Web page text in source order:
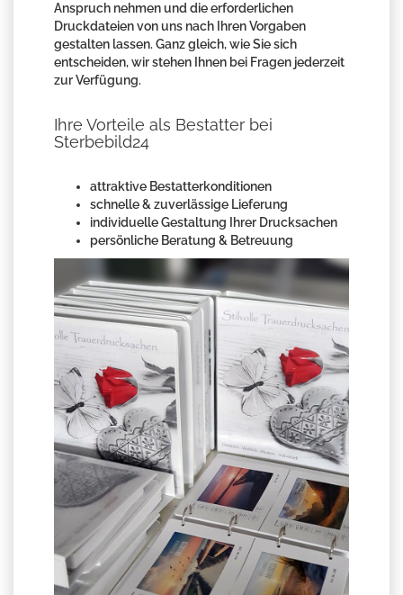
Anspruch nehmen und die erforderlichen
Druckdateien von uns nach Ihren Vorgaben
gestalten lassen. Ganz gleich, wie Sie sich
entscheiden, wir stehen Ihnen bei Fragen jederzeit
zur Verfügung.
Ihre Vorteile als Bestatter bei
Sterbebild24
attraktive Bestatterkonditionen
schnelle & zuverlässige Lieferung
individuelle Gestaltung Ihrer Drucksachen
persönliche Beratung & Betreuung